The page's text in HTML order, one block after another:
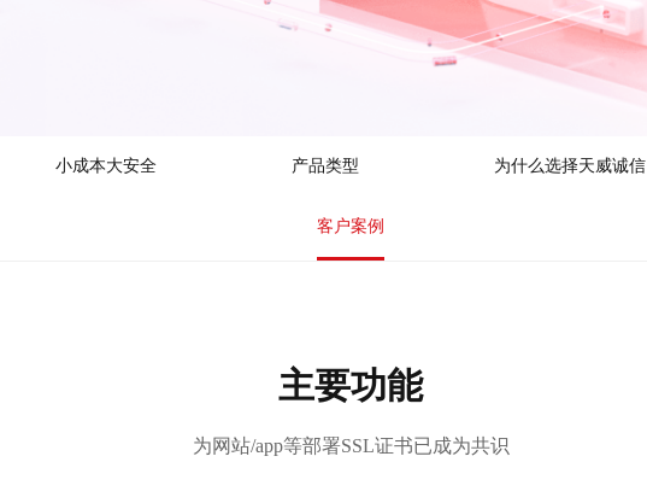
小成本大安全 产品类型 为什么选择天威诚信
客户案例
主要功能
为网站/app等部署SSL证书已成为共识